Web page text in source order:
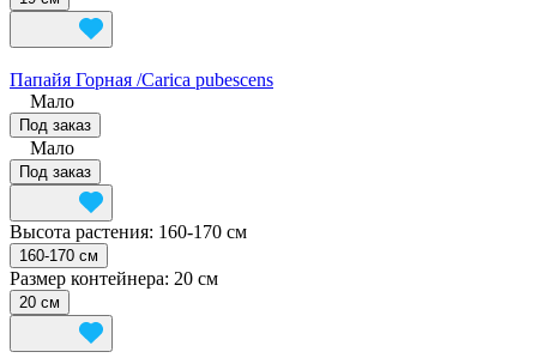
Папайя Горная /Carica pubescens
Мало
Под заказ
Мало
Под заказ
Высота растения: 160-170 см
160-170 см
Размер контейнера: 20 см
20 см